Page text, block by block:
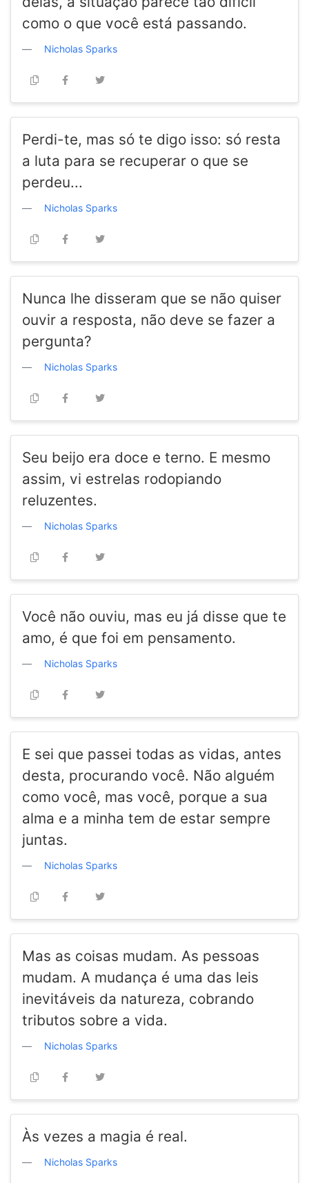
como o que você está passando.
Nicholas Sparks
Perdi-te, mas só te digo isso: só resta
a luta para se recuperar o que se
perdeu...
Nicholas Sparks
Nunca lhe disseram que se não quiser
ouvir a resposta, não deve se fazer a
pergunta?
Nicholas Sparks
Seu beijo era doce e terno. E mesmo
assim, vi estrelas rodopiando
reluzentes.
Nicholas Sparks
Você não ouviu, mas eu já disse que te
amo, é que foi em pensamento.
Nicholas Sparks
E sei que passei todas as vidas, antes
desta, procurando você. Não alguém
como você, mas você, porque a sua
alma e a minha tem de estar sempre
juntas.
Nicholas Sparks
Mas as coisas mudam. As pessoas
mudam. A mudança é uma das leis
inevitáveis da natureza, cobrando
tributos sobre a vida.
Nicholas Sparks
Às vezes a magia é real.
Nicholas Sparks